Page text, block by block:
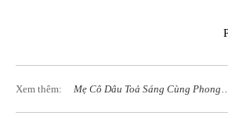
Xem thêm:
Mẹ Cô Dâu Toả Sáng Cùng Phong